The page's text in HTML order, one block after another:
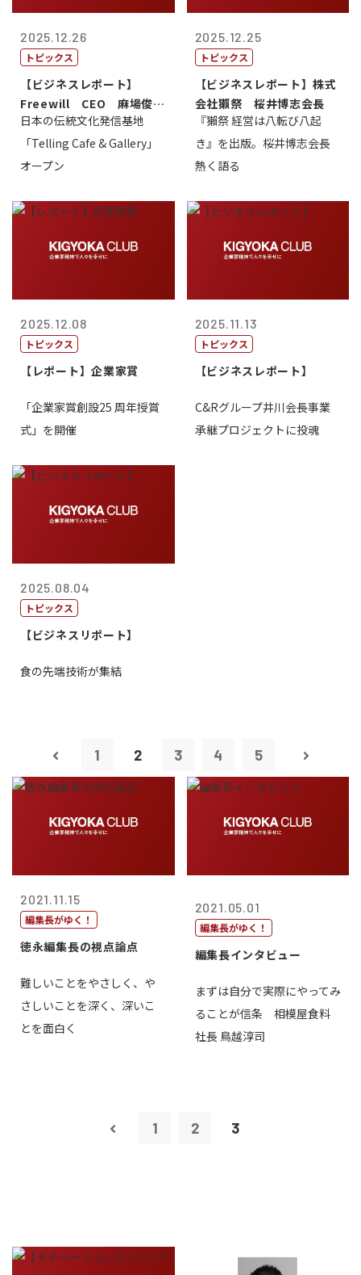
2025.12.26
トピックス
【ビジネスレポート】
Freewill CEO 麻場俊行
氏
日本の伝統文化発信基地
「Telling Cafe & Gallery」
オープン
2025.12.25
トピックス
【ビジネスレポート】株式
会社獺祭 桜井博志会長
『獺祭 経営は八転び八起
き』を出版。桜井博志会長
熱く語る
2025.12.08
トピックス
【レポート】企業家賞
「企業家賞創設25 周年授賞
式」を開催
2025.11.13
トピックス
【ビジネスレポート】
C&Rグループ井川会長事業
承継プロジェクトに投魂
2025.08.04
トピックス
【ビジネスリポート】
食の先端技術が集結
1 2 3 4 5
2021.11.15
編集長がゆく！
徳永編集長の視点論点
難しいことをやさしく、や
さしいことを深く、深いこ
とを面白く
2021.05.01
編集長がゆく！
編集長インタビュー
まずは自分で実際にやってみ
ることが信条 相模屋食料
社長 鳥越淳司
1 2 3